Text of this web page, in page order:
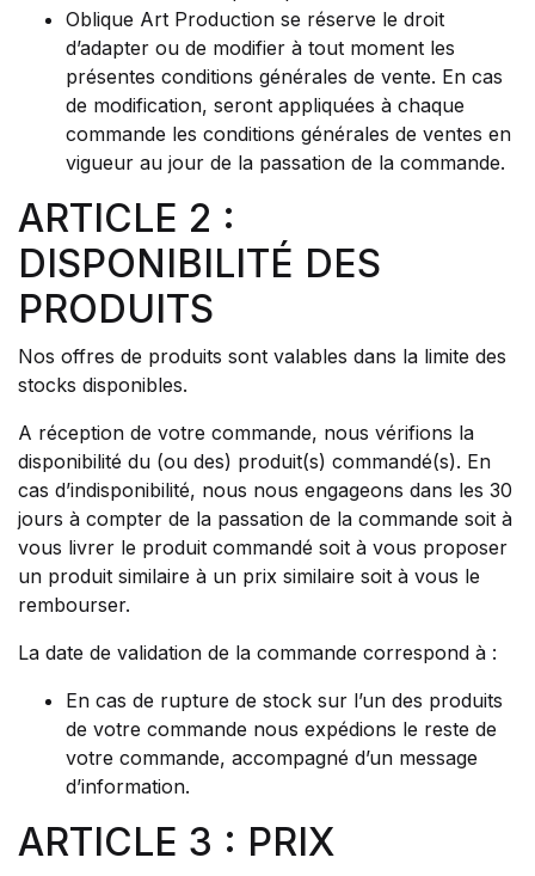
Oblique Art Production se réserve le droit
d’adapter ou de modifier à tout moment les
présentes conditions générales de vente. En cas
de modification, seront appliquées à chaque
commande les conditions générales de ventes en
vigueur au jour de la passation de la commande.
ARTICLE 2 :
DISPONIBILITÉ DES
PRODUITS
Nos offres de produits sont valables dans la limite des
stocks disponibles.
A réception de votre commande, nous vérifions la
disponibilité du (ou des) produit(s) commandé(s). En
cas d’indisponibilité, nous nous engageons dans les 30
jours à compter de la passation de la commande soit à
vous livrer le produit commandé soit à vous proposer
un produit similaire à un prix similaire soit à vous le
rembourser.
La date de validation de la commande correspond à :
En cas de rupture de stock sur l’un des produits
de votre commande nous expédions le reste de
votre commande, accompagné d’un message
d’information.
ARTICLE 3 : PRIX